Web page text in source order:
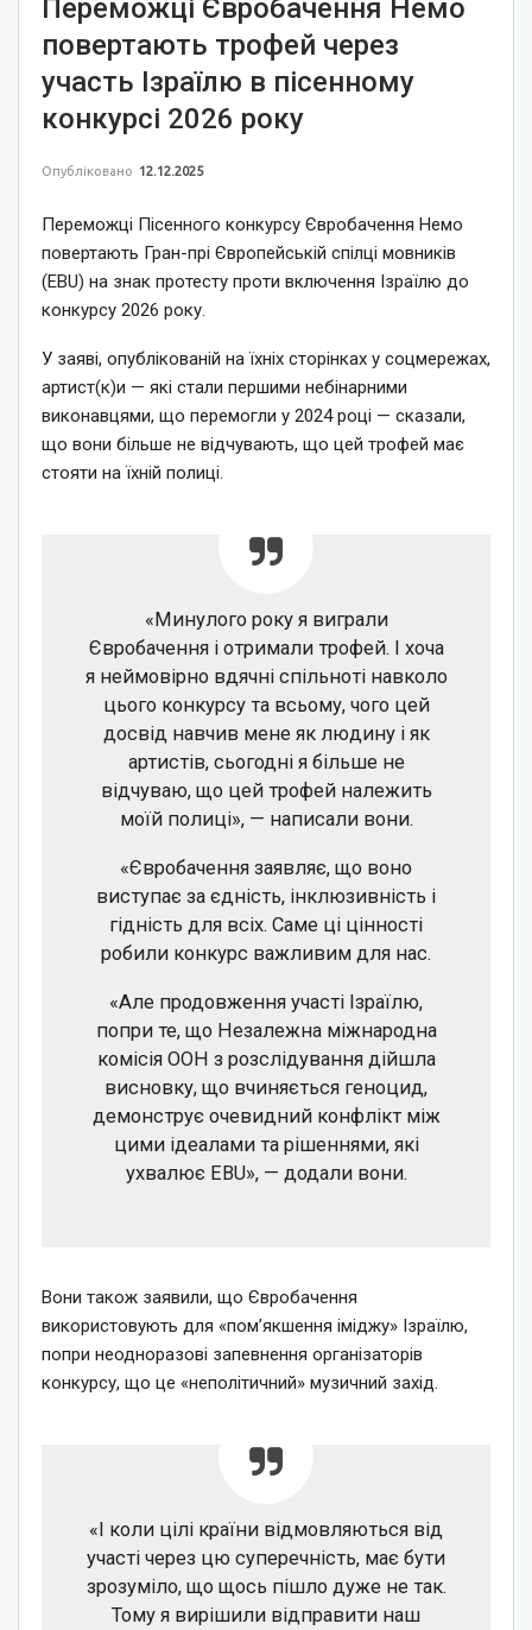
Переможці Євробачення Немо
повертають трофей через
участь Ізраїлю в пісенному
конкурсі 2026 року
Опубліковано 12.12.2025
Переможці Пісенного конкурсу Євробачення Немо
повертають Гран-прі Європейській спілці мовників
(EBU) на знак протесту проти включення Ізраїлю до
конкурсу 2026 року.
У заяві, опублікованій на їхніх сторінках у соцмережах,
артист(к)и — які стали першими небінарними
виконавцями, що перемогли у 2024 році — сказали,
що вони більше не відчувають, що цей трофей має
стояти на їхній полиці.
«Минулого року я виграли
Євробачення і отримали трофей. І хоча
я неймовірно вдячні спільноті навколо
цього конкурсу та всьому, чого цей
досвід навчив мене як людину і як
артистів, сьогодні я більше не
відчуваю, що цей трофей належить
моїй полиці», — написали вони.
«Євробачення заявляє, що воно
виступає за єдність, інклюзивність і
гідність для всіх. Саме ці цінності
робили конкурс важливим для нас.
«Але продовження участі Ізраїлю,
попри те, що Незалежна міжнародна
комісія ООН з розслідування дійшла
висновку, що вчиняється геноцид,
демонструє очевидний конфлікт між
цими ідеалами та рішеннями, які
ухвалює EBU», — додали вони.
Вони також заявили, що Євробачення
використовують для «пом’якшення іміджу» Ізраїлю,
попри неодноразові запевнення організаторів
конкурсу, що це «неполітичний» музичний захід.
«І коли цілі країни відмовляються від
участі через цю суперечність, має бути
зрозуміло, що щось пішло дуже не так.
Тому я вирішили відправити наш